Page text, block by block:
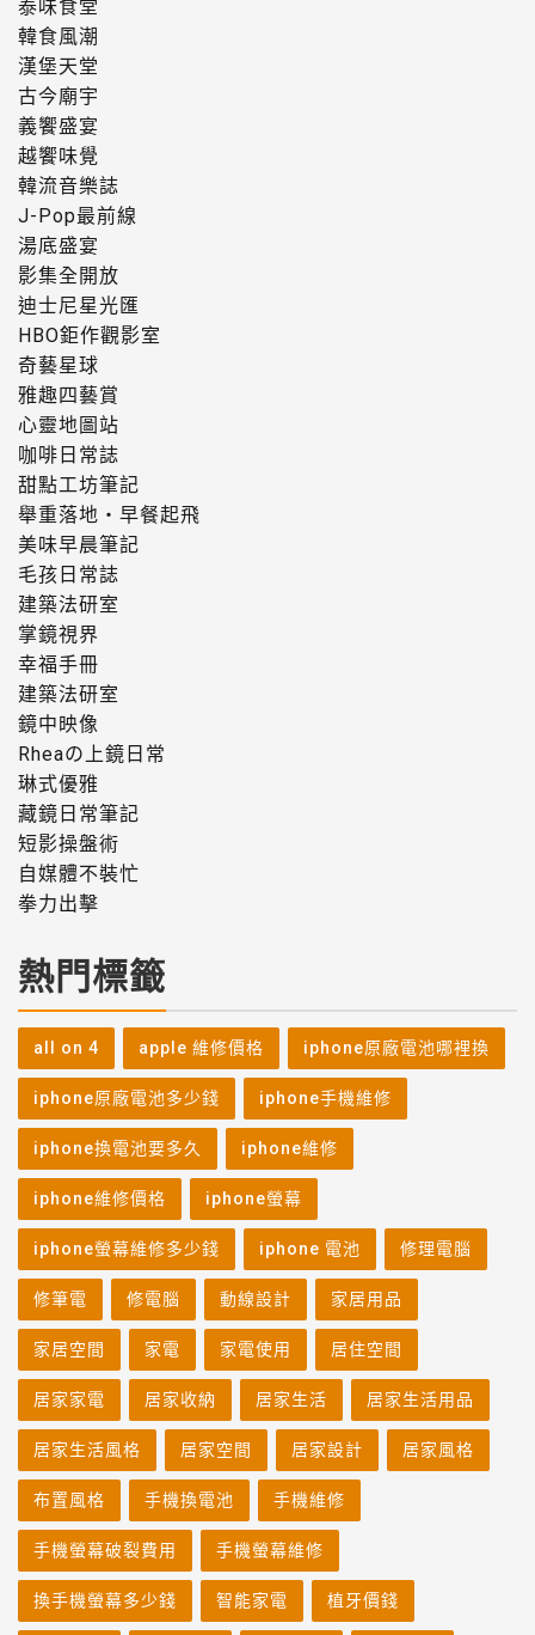
泰味食堂
韓食風潮
漢堡天堂
古今廟宇
義饗盛宴
越饗味覺
韓流音樂誌
J-Pop最前線
湯底盛宴
影集全開放
迪士尼星光匯
HBO鉅作觀影室
奇藝星球
雅趣四藝賞
心靈地圖站
咖啡日常誌
甜點工坊筆記
舉重落地・早餐起飛
美味早晨筆記
毛孩日常誌
建築法研室
掌鏡視界
幸福手冊
建築法研室
鏡中映像
Rheaの上鏡日常
琳式優雅
藏鏡日常筆記
短影操盤術
自媒體不裝忙
拳力出擊
熱門標籤
all on 4 apple 維修價格 iphone原廠電池哪裡換
iphone原廠電池多少錢 iphone手機維修
iphone換電池要多久 iphone維修
iphone維修價格 iphone螢幕
iphone螢幕維修多少錢 iphone 電池 修理電腦
修筆電 修電腦 動線設計 家居用品
家居空間 家電 家電使用 居住空間
居家家電 居家收納 居家生活 居家生活用品
居家生活風格 居家空間 居家設計 居家風格
布置風格 手機換電池 手機維修
手機螢幕破裂費用 手機螢幕維修
換手機螢幕多少錢 智能家電 植牙價錢